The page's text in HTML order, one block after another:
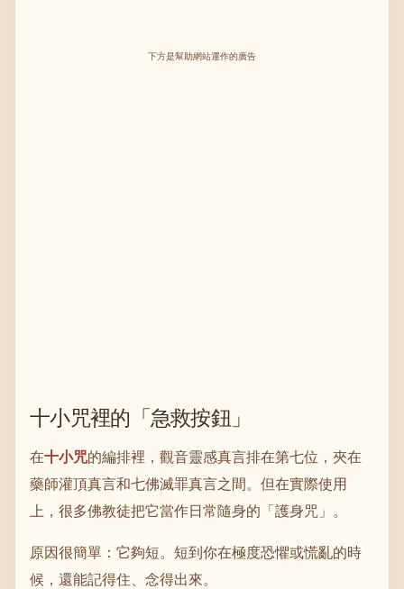
下方是幫助網站運作的廣告
十小咒裡的「急救按鈕」
在十小咒的編排裡，觀音靈感真言排在第七位，夾在
藥師灌頂真言和七佛滅罪真言之間。但在實際使用
上，很多佛教徒把它當作日常隨身的「護身咒」。
原因很簡單：它夠短。短到你在極度恐懼或慌亂的時
候，還能記得住、念得出來。